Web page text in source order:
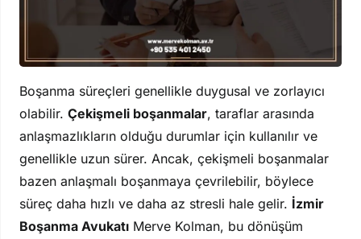
Boşanma süreçleri genellikle duygusal ve zorlayıcı
olabilir. Çekişmeli boşanmalar, taraflar arasında
anlaşmazlıkların olduğu durumlar için kullanılır ve
genellikle uzun sürer. Ancak, çekişmeli boşanmalar
bazen anlaşmalı boşanmaya çevrilebilir, böylece
süreç daha hızlı ve daha az stresli hale gelir. İzmir
Boşanma Avukatı Merve Kolman, bu dönüşüm